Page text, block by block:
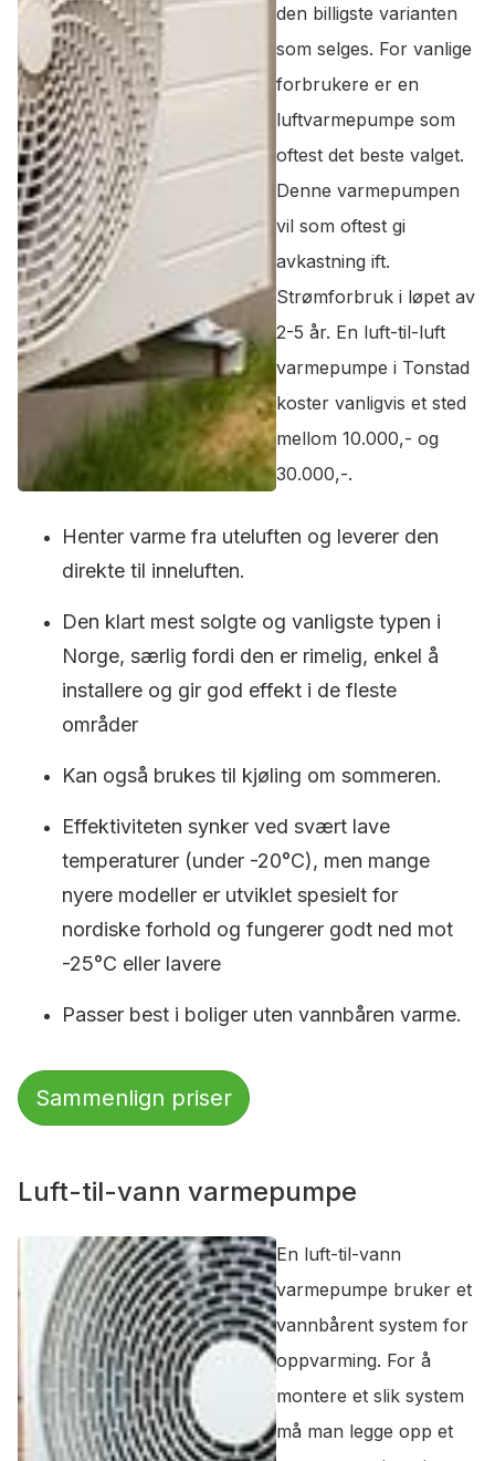
den billigste varianten
som selges. For vanlige
forbrukere er en
luftvarmepumpe som
oftest det beste valget.
Denne varmepumpen
vil som oftest gi
avkastning ift.
Strømforbruk i løpet av
2-5 år. En luft-til-luft
varmepumpe i Tonstad
koster vanligvis et sted
mellom 10.000,- og
30.000,-.
Henter varme fra uteluften og leverer den
direkte til inneluften.
Den klart mest solgte og vanligste typen i
Norge, særlig fordi den er rimelig, enkel å
installere og gir god effekt i de fleste
områder
Kan også brukes til kjøling om sommeren.
Effektiviteten synker ved svært lave
temperaturer (under -20°C), men mange
nyere modeller er utviklet spesielt for
nordiske forhold og fungerer godt ned mot
-25°C eller lavere
Passer best i boliger uten vannbåren varme.
Sammenlign priser
Luft-til-vann varmepumpe
En luft-til-vann
varmepumpe bruker et
vannbårent system for
oppvarming. For å
montere et slik system
må man legge opp et